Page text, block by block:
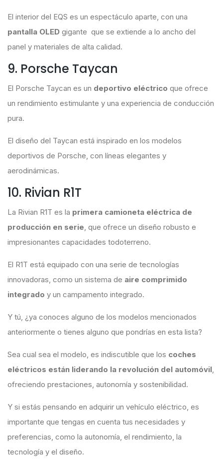
El interior del EQS es un espectáculo aparte, con una
pantalla OLED gigante que se extiende a lo ancho del
panel y materiales de alta calidad.
9. Porsche Taycan
El Porsche Taycan es un deportivo eléctrico que ofrece
un rendimiento estimulante y una experiencia de conducción
pura.
El diseño del Taycan está inspirado en los modelos
deportivos de Porsche, con líneas elegantes y
aerodinámicas.
10. Rivian R1T
La Rivian R1T es la primera camioneta eléctrica de
producción en serie , que ofrece un diseño robusto e
impresionantes capacidades todoterreno.
El R1T está equipado con una serie de tecnologías
innovadoras, como un sistema de aire comprimido
integrado y un campamento integrado.
Y tú, ¿ya conoces alguno de los modelos mencionados
anteriormente o tienes alguno que pondrías en esta lista?
Sea cual sea el modelo, es indiscutible que los coches
eléctricos están liderando la revolución del automóvil
ofreciendo prestaciones, autonomía y sostenibilidad.
Y si estás pensando en adquirir un vehículo eléctrico, es
importante que tengas en cuenta tus necesidades y
preferencias, como la autonomía, el rendimiento, la
tecnología y el diseño.